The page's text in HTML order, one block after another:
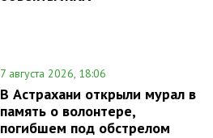
7 августа 2026, 18:06
В Астрахани открыли мурал в
память о волонтере,
погибшем под обстрелом